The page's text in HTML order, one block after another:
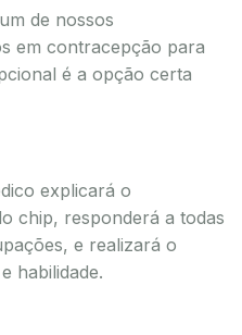
de nossos
em contracepção para
é a opção certa
explicará o
chip, responderá a todas
e realizará o
habilidade.